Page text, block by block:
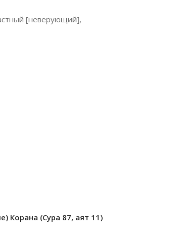
[неверующий],
Корана (Сура 87, аят 11)